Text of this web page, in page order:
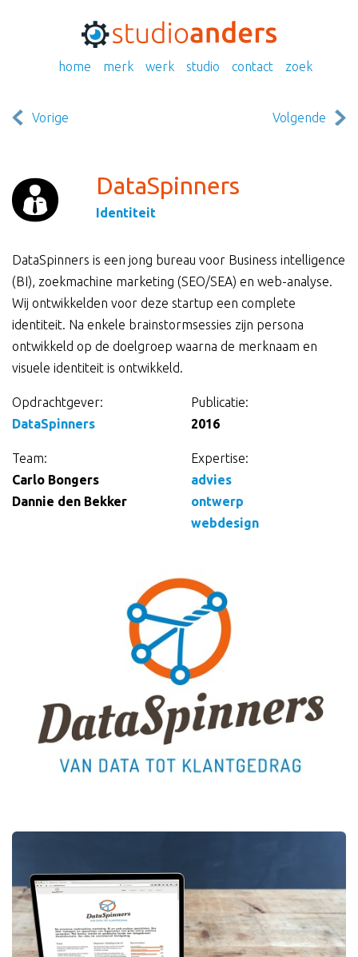
home merk werk studio contact zoek
Vorige Volgende
DataSpinners
Identiteit
DataSpinners is een jong bureau voor Business intelligence
(BI), zoekmachine marketing (SEO/SEA) en web-analyse.
Wij ontwikkelden voor deze startup een complete
identiteit. Na enkele brainstormsessies zijn persona
ontwikkeld op de doelgroep waarna de merknaam en
visuele identiteit is ontwikkeld.
Gegevens
over
de
Opdrachtgever:
DataSpinners
Publicatie:
2016
Team:
Carlo Bongers
Dannie den Bekker
Expertise:
advies
ontwerp
webdesign